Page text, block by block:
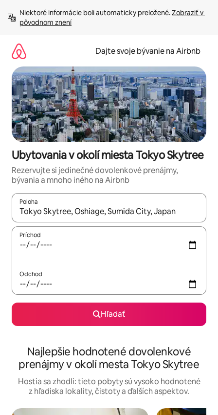
obsah.
Niektoré informácie boli automaticky preložené. Zobraziť v
pôvodnom znení
Dajte svoje bývanie na Airbnb
Ubytovania v okolí miesta Tokyo Skytree
Rezervujte si jedinečné dovolenkové prenájmy,
bývania a mnoho iného na Airbnb
Poloha
Keď budú výsledky k dispozícii, môžete si ich prechádzať
Príchod
Odchod
Hľadať
Najlepšie hodnotené dovolenkové
prenájmy v okolí mesta Tokyo Skytree
Hostia sa zhodli: tieto pobyty sú vysoko hodnotené
z hľadiska lokality, čistoty a ďalších aspektov.